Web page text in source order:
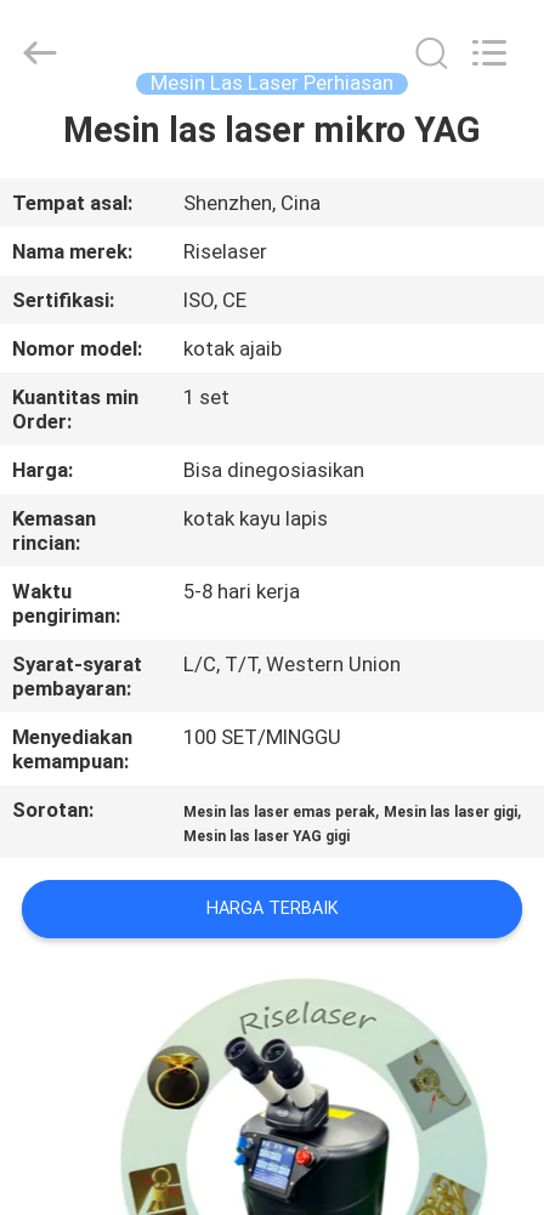
RUMAH
PRODUK
PERTUNJUKAN
TENTANG
TUR
PABRIK
KONTROL
KUALITAS
HUBUNGI
KAMI
PERMINTAAN
PENAWARAN
SITEMAP
PRIVACY
Technology
Mesin Las Laser Perhiasan
Mesin las laser mikro YAG
Tempat asal:
Shenzhen, Cina
Nama merek:
Riselaser
Sertifikasi:
ISO, CE
Nomor model:
kotak ajaib
Kuantitas min
Order:
1 set
Harga:
Bisa dinegosiasikan
Kemasan
rincian:
kotak kayu lapis
Waktu
pengiriman:
5-8 hari kerja
Syarat-syarat
pembayaran:
L/C, T/T, Western Union
Menyediakan
kemampuan:
100 SET/MINGGU
Sorotan: Mesin las laser emas perak, Mesin las laser gigi,
Mesin las laser YAG gigi
HARGA TERBAIK